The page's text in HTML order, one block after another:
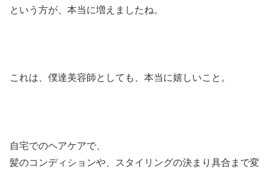
という方が、本当に増えましたね。
これは、僕達美容師としても、本当に嬉しいこと。
自宅でのヘアケアで、
髪のコンディションや、スタイリングの決まり具合まで変